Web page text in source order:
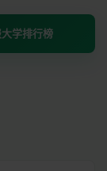
大学排行榜